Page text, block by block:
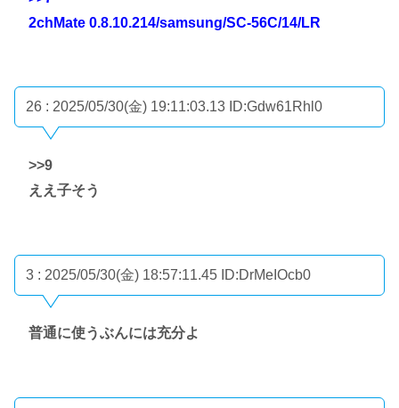
2chMate 0.8.10.214/samsung/SC-56C/14/LR
26 : 2025/05/30(金) 19:11:03.13 ID:Gdw61Rhl0
>>9
ええ子そう
3 : 2025/05/30(金) 18:57:11.45 ID:DrMeIOcb0
普通に使うぶんには充分よ